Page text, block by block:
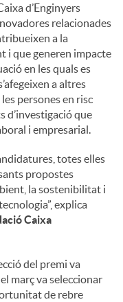
d’Enginyers
relacionades
a la
i que generen impacte
en les quals es
a altres
persones en risc
d’investigació que
i empresarial.
totes elles
propostes
la sostenibilitat i
explica
Caixa
del premi va
març va seleccionar
de rebre